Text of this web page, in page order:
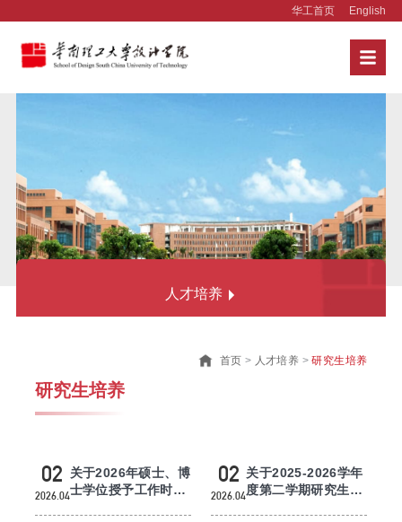
华工首页 English
人才培养
研究生招生
中外合作办学项目
首页 > 人才培养 >研究生培养
研究生培养
02
2026.04
关于2026年硕士、博
士学位授予工作时间
02
2026.04
关于2025-2026学年
度第二学期研究生在